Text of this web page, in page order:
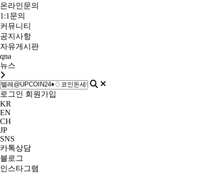
온라인문의
1:1문의
커뮤니티
공지사항
자유게시판
qna
뉴스
로그인 회원가입
KR
EN
CH
JP
SNS
카톡상담
블로그
인스타그램